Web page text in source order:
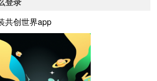
共创世界app